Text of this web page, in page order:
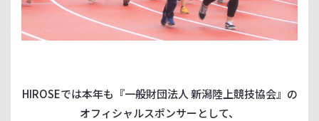
HIROSEでは本年も 『一般財団法人 新潟陸上競技協会』の
オフィシャルスポンサーとして、